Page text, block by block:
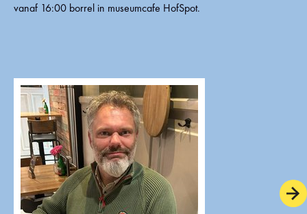
vanaf 16:00 borrel in museumcafe HofSpot.